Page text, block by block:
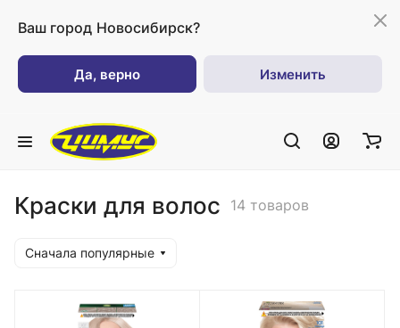
Ваш город Новосибирск?
Да, верно Изменить
Краски для волос 14 товаров
Сначала популярные